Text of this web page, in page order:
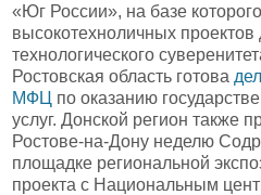
«Юг России», на базе
высокотехноличных проектов
технологического
Ростовская область готова
МФЦ по оказанию
услуг. Донской регион также
Ростове-на-Дону неделю
площадке региональной
проекта с Национальным